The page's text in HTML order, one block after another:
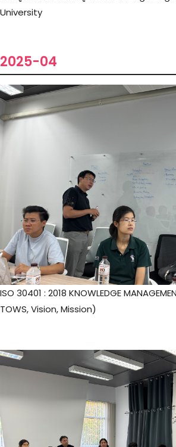
University
2025-04
ISO 30401 : 2018 KNOWLEDGE
TOWS, Vision, Mission)